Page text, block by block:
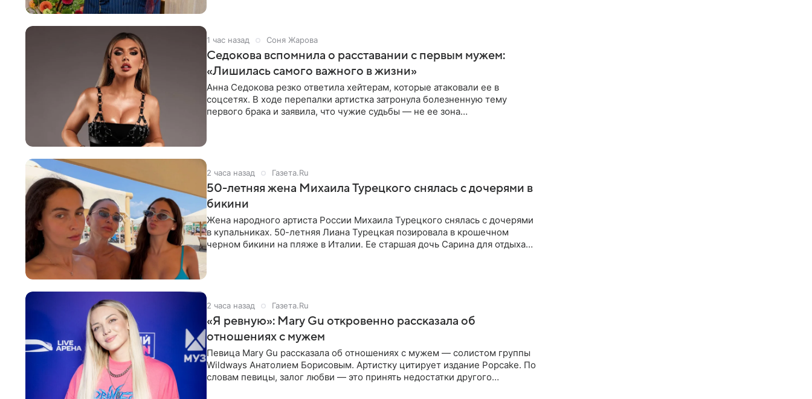
1 час назад Соня Жарова
Седокова вспомнила о расставании с первым мужем:
«Лишилась самого важного в жизни»
Анна Седокова резко ответила хейтерам, которые атаковали ее в
соцсетях. В ходе перепалки артистка затронула болезненную тему
первого брака и заявила, что чужие судьбы — не ее зона
2 часа назад Газета.Ru
50-летняя жена Михаила Турецкого снялась с дочерями в
бикини
Жена народного артиста России Михаила Турецкого снялась с дочерями
в купальниках. 50-летняя Лиана Турецкая позировала в крошечном
черном бикини на пляже в Италии. Ее старшая дочь Сарина для отдыха
2 часа назад Газета.Ru
«Я ревную»: Mary Gu откровенно рассказала об
отношениях с мужем
Певица Mary Gu рассказала об отношениях с мужем — солистом группы
Wildways Анатолием Борисовым. Артистку цитирует издание Popcake. По
словам певицы, залог любви — это принять недостатки другого